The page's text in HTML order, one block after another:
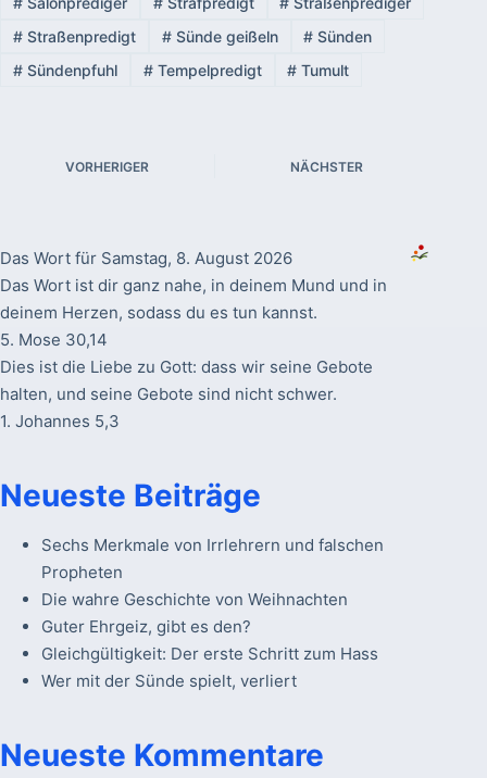
#Straßenpredigt #Sünde geißeln # Sünden
#Sündenpfuhl #Tempelpredigt # Tumult
VORHERIGER NÄCHSTER
Das Wort für Samstag, 8. August 2026
Das Wort ist dir ganz nahe, in deinem Mund und in
deinem Herzen, sodass du es tun kannst.
5. Mose 30,14
Dies ist die Liebe zu Gott: dass wir seine Gebote
halten, und seine Gebote sind nicht schwer.
1. Johannes 5,3
Neueste Beiträge
Sechs Merkmale von Irrlehrern und falschen
Propheten
Die wahre Geschichte von Weihnachten
Guter Ehrgeiz, gibt es den?
Gleichgültigkeit: Der erste Schritt zum Hass
Wer mit der Sünde spielt, verliert
Neueste Kommentare